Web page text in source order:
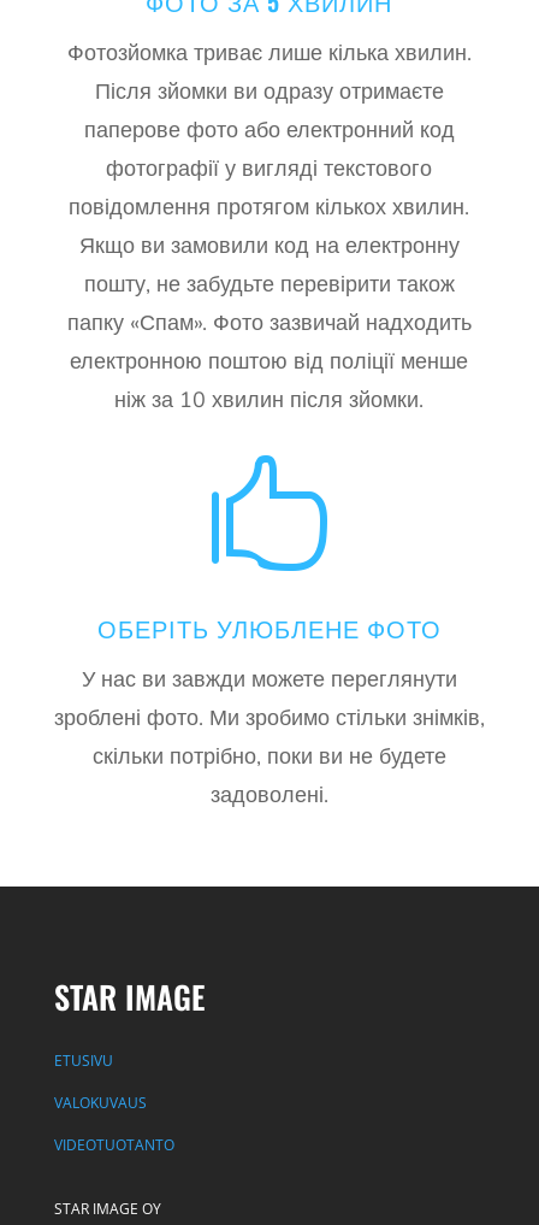
Фотозйомка триває лише кілька хвилин.
Після зйомки ви одразу отримаєте
паперове фото або електронний код
фотографії у вигляді текстового
повідомлення протягом кількох хвилин.
Якщо ви замовили код на електронну
пошту, не забудьте перевірити також
папку «Спам». Фото зазвичай надходить
електронною поштою від поліції менше
ніж за 10 хвилин після зйомки.

ОБЕРІТЬ УЛЮБЛЕНЕ ФОТО
У нас ви завжди можете переглянути
зроблені фото. Ми зробимо стільки знімків,
скільки потрібно, поки ви не будете
задоволені.
STAR IMAGE
ETUSIVU
VALOKUVAUS
VIDEOTUOTANTO
STAR IMAGE OY